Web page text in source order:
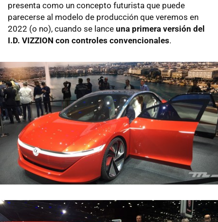
presenta como un concepto futurista que puede
parecerse al modelo de producción que veremos en
2022 (o no), cuando se lance una primera versión del
I.D. VIZZION con controles convencionales.